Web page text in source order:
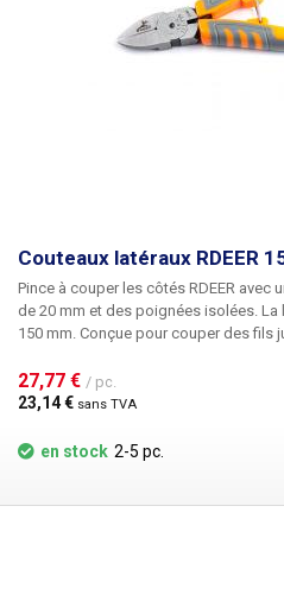
Couteaux latéraux RDEER
Pince à couper les côtés RDEER avec
de 20 mm et des poignées isolées.
150 mm. Conçue pour couper des fils
27,77 € / pc.
23,14 € sans TVA
en stock 2-5 pc.